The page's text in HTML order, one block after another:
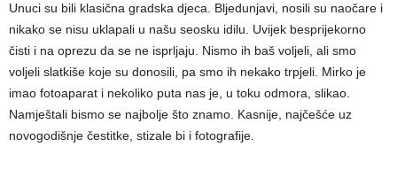
Unuci su bili klasična gradska djeca. Bljedunjavi, nosili su naočare i
nikako se nisu uklapali u našu seosku idilu. Uvijek besprijekorno
čisti i na oprezu da se ne isprljaju. Nismo ih baš voljeli, ali smo
voljeli slatkiše koje su donosili, pa smo ih nekako trpjeli. Mirko je
imao fotoaparat i nekoliko puta nas je, u toku odmora, slikao.
Namještali bismo se najbolje što znamo. Kasnije, najčešće uz
novogodišnje čestitke, stizale bi i fotografije.